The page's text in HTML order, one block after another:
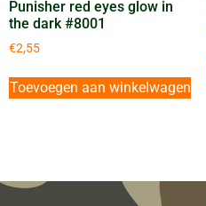
Punisher red eyes glow in
the dark #8001
€2,55
Toevoegen aan winkelwagen